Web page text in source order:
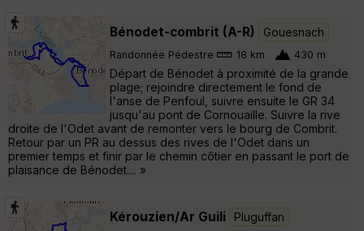
Bénodet-combrit (A-R) Gouesnach
Randonnée Pédestre 18 km 430 m
Départ de Bénodet à proximité de la grande
plage; rejoindre directement le fond de
l'anse de Penfoul, suivre ensuite le GR 34
jusqu'au pont de Cornouaille. Suivre la rive
droite de l'Odet avant de remonter vers le bourg de Combrit.
Retour par un PR au dessus des rives de l'Odet dans un
premier temps et finir par le chemin côtier en passant le port de
plaisance de Bénodet.... »
Kérouzien/Ar Guili Pluguffan